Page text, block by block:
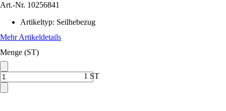
Art.-Nr. 10256841
Artikeltyp: Seilhebezug
Mehr Artikeldetails
Menge (ST)
1 ST